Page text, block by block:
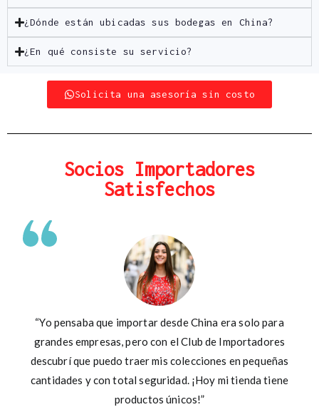
¿Dónde están ubicadas sus bodegas en China?
¿En qué consiste su servicio?
Solicita una asesoría sin costo
Socios Importadores
Satisfechos
“Yo pensaba que importar desde China era solo para
grandes empresas, pero con el Club de Importadores
descubrí que puedo traer mis colecciones en pequeñas
cantidades y con total seguridad. ¡Hoy mi tienda tiene
productos únicos!”